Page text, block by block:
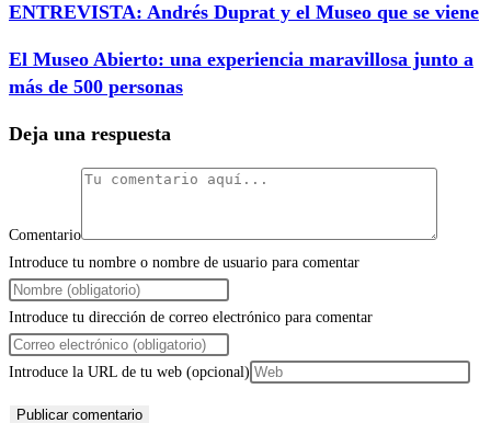
ENTREVISTA: Andrés Duprat y el Museo que se viene
El Museo Abierto: una experiencia maravillosa junto a
más de 500 personas
Deja una respuesta
Comentario
Introduce tu nombre o nombre de usuario para comentar
Introduce tu dirección de correo electrónico para comentar
Introduce la URL de tu web (opcional)